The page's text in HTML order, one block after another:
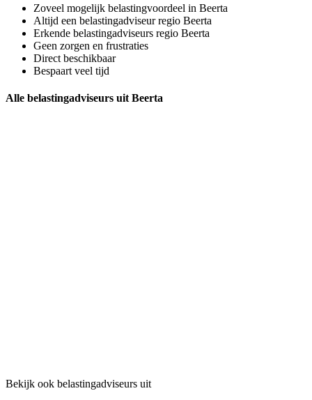
Zoveel mogelijk belastingvoordeel in Beerta
Altijd een belastingadviseur regio Beerta
Erkende belastingadviseurs regio Beerta
Geen zorgen en frustraties
Direct beschikbaar
Bespaart veel tijd
Alle belastingadviseurs uit Beerta
Bekijk ook belastingadviseurs uit